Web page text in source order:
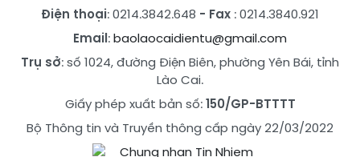
Điện thoại: 0214.3842.648 - Fax : 0214.3840.921
Email:baolaocaidientu@gmail.com
Trụ sở: số 1024, đường Điện Biên, phường Yên Bái, tỉnh
Lào Cai.
Giấy phép xuất bản số:150/GP-BTTTT
Bộ Thông tin và Truyền thông cấp ngày 22/03/2022